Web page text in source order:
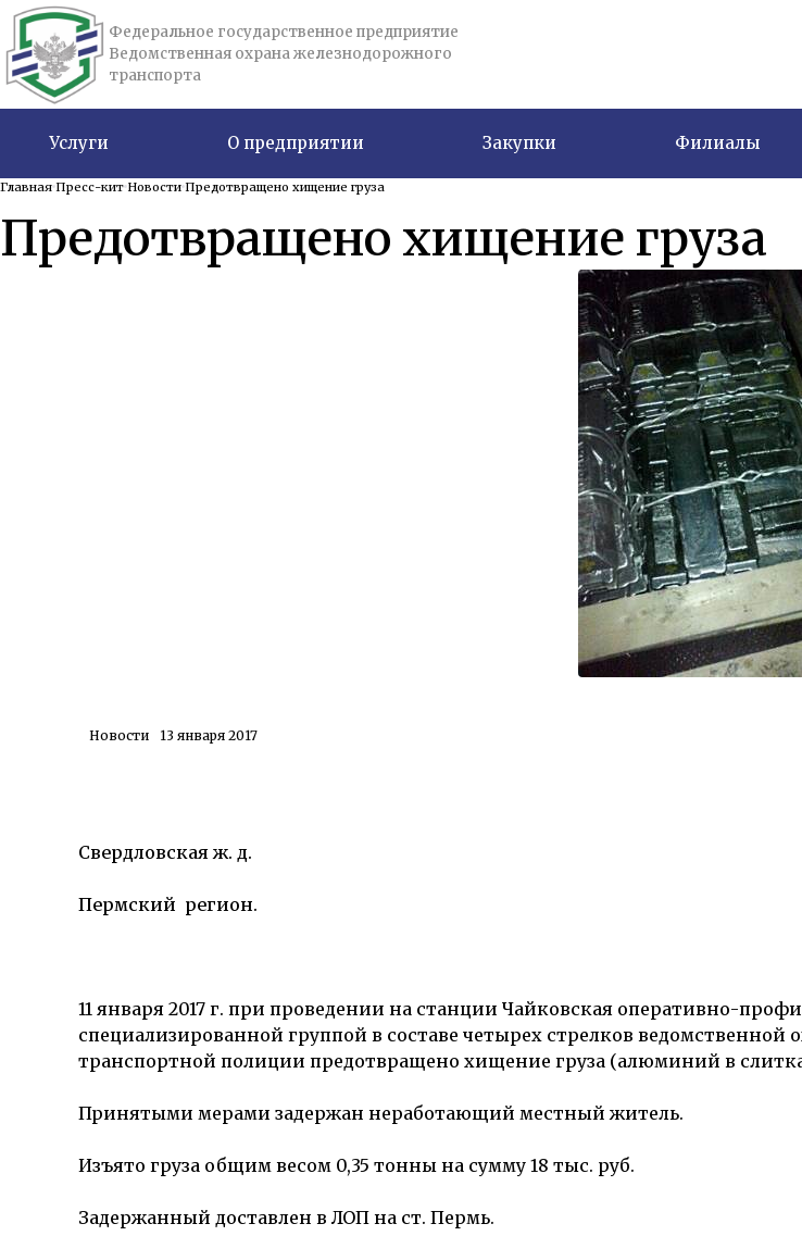
Федеральное государственное предприятие
Ведомственная охрана железнодорожного
транспорта
Услуги О предприятии Закупки Филиалы
Главная Пресс-кит Новости Предотвращено хищение груза
Предотвращено хищение груза
Новости 13 января 2017
Свердловская ж. д.
Пермский регион.
11 января 2017 г. при проведении на станции Чайковская оперативно-
специализированной группой в составе четырех стрелков
транспортной полиции предотвращено хищение груза (алюминий в
Принятыми мерами задержан неработающий местный житель.
Изъято груза общим весом 0,35 тонны на сумму 18 тыс. руб.
Задержанный доставлен в ЛОП на ст. Пермь.